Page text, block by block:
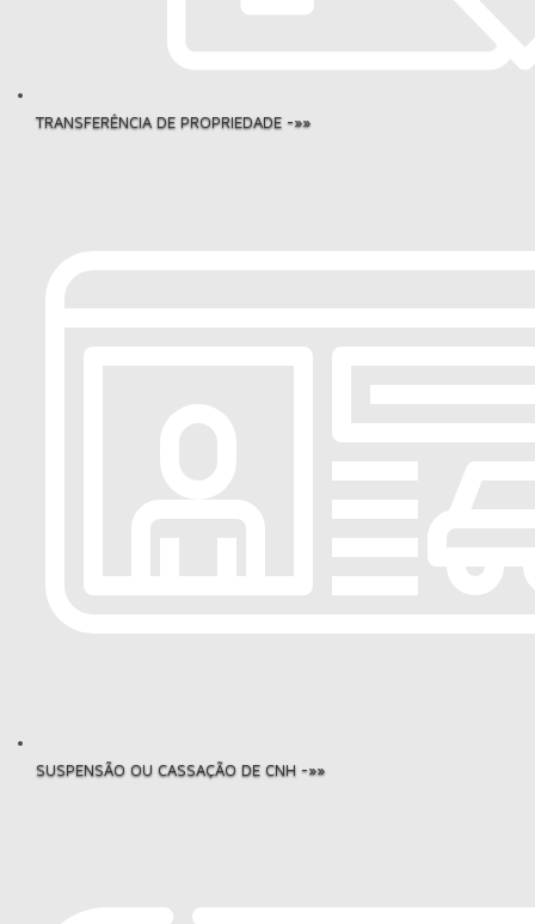
TRANSFERÊNCIA DE PROPRIEDADE -»»
SUSPENSÃO OU CASSAÇÃO DE CNH -»»